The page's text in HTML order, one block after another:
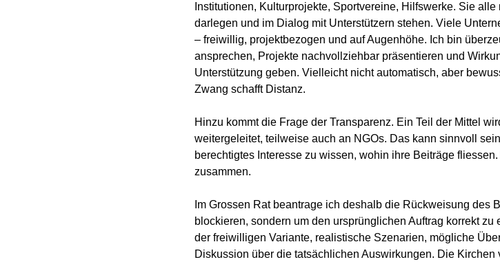
Institutionen, Kulturprojekte, Sportvereine, Hilfswerke. Sie
darlegen und im Dialog mit Unterstützern stehen. Viele
– freiwillig, projektbezogen und auf Augenhöhe. Ich bin
ansprechen, Projekte nachvollziehbar präsentieren und
Unterstützung geben. Vielleicht nicht automatisch, aber
Zwang schafft Distanz.
Hinzu kommt die Frage der Transparenz. Ein Teil der Mittel
weitergeleitet, teilweise auch an NGOs. Das kann sinnvoll
berechtigtes Interesse zu wissen, wohin ihre Beiträge
zusammen.
Im Grossen Rat beantrage ich deshalb die Rückweisung des
blockieren, sondern um den ursprünglichen Auftrag korrekt
der freiwilligen Variante, realistische Szenarien, mögliche
Diskussion über die tatsächlichen Auswirkungen. Die